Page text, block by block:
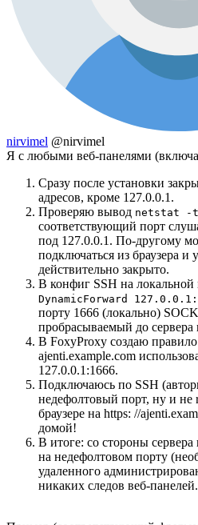
nirvimel @nirvimel
Я с любыми веб-панелями
Сразу после установки
адресов, кроме 127.0.0.1.
Проверяю вывод netstat -
соответствующий порт
под 127.0.0.1. По-другому
подключаться из браузера и
действительно закрыто.
В конфиг SSH на
DynamicForward
порту 1666 (локально)
пробрасываемый до
В FoxyProxy создаю
ajenti.example.com
127.0.0.1:1666.
Подключаюсь по SSH
недефолтовый порт, ну и не
браузере на https: //
домой!
В итоге: со стороны
на недефолтовом порту
удаленного
никаких следов веб-панелей.